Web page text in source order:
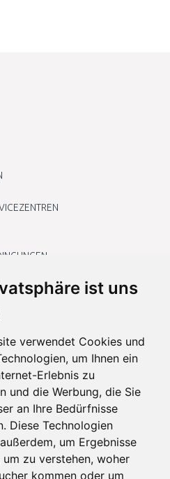
ist uns
verwendet Cookies und
um Ihnen ein
Erlebnis zu
und die Werbung, die Sie
an Ihre Bedürfnisse
Diese Technologien
um Ergebnisse
um zu verstehen, woher
kommen oder um